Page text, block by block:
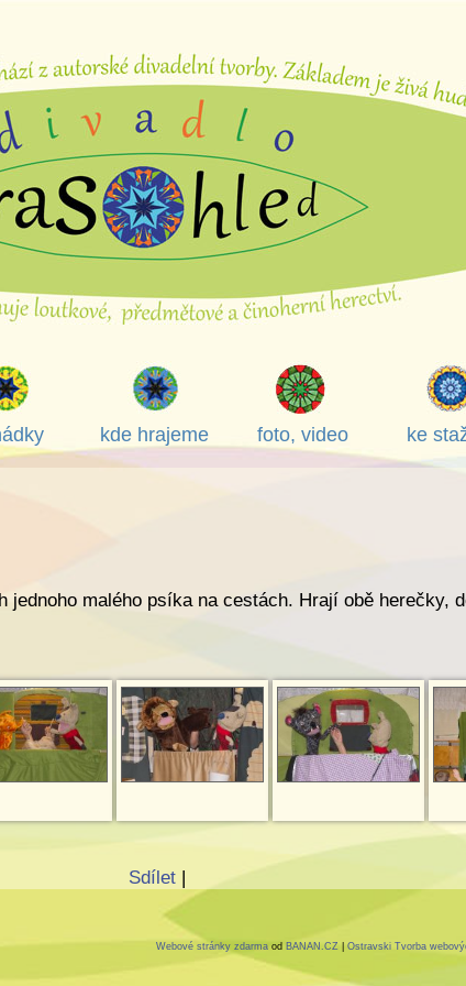
kde hrajeme foto, video ke
malého psíka na cestách. Hrají obě herečky,
Sdílet |
Webové stránky zdarma od BANAN.CZ Ostravski Tvorba